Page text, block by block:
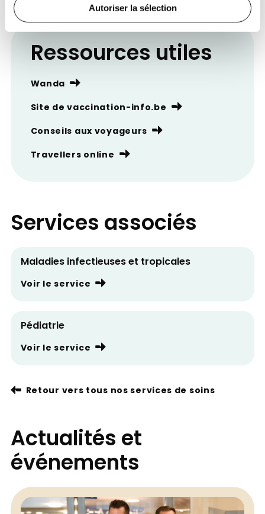
Autoriser la sélection
Ressources utiles
Wanda
Site de vaccination-info.be
Conseils aux voyageurs
Travellers online
Services associés
Maladies infectieuses et tropicales
Voir le service
Pédiatrie
Voir le service
Retour vers tous nos services de soins
Actualités et
événements